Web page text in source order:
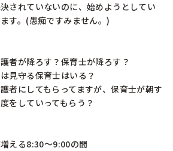
されていないのに、始めようとしてい
す。(愚痴ですみません。)
者が降ろす？保育士が降ろす？
見守る保育士はいる？
者にしてもらってますが、保育士が朝す
をしていってもらう？
える8:30～9:00の間